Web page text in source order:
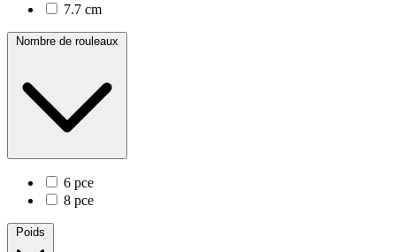
7.7 cm
Nombre de rouleaux
6 pce
8 pce
Poids